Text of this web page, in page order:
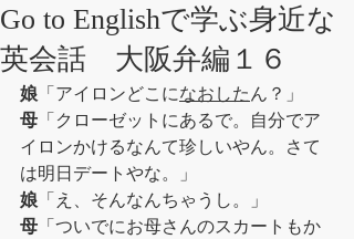
Go to Englishで学ぶ身近な
英会話 大阪弁編１６
娘 「アイロンどこになおしたん？」
母 「クローゼットにあるで。自分でア
イロンかけるなんて珍しいやん。さて
は明日デートやな。」
娘 「え、そんなんちゃうし。」
母 「ついでにお母さんのスカートもか